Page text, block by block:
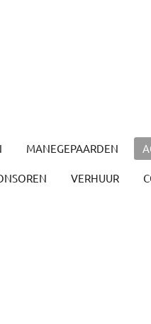
MANEGEPAARDEN
VERHUUR